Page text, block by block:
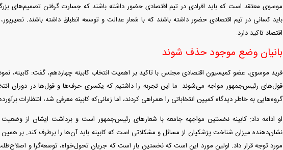
موسوی معتقد است که باید افرادی در تیم اقتصادی حضور داشته باشند که جسارت گرفتن تصمیم‌های
باید کسانی در تیم اقتصادی حضور داشته باشند که با شعار عدالت و توسعه انطباق داشته باشند.
اقتصاد تاکید دارد.
بانیان وضع موجود حذف شوند
فرید موسوی، عضو کمیسیون اقتصادی مجلس با تاکید بر اهمیت انتخاب کابینه چهاردهم، گفت: کابینه،
قول‌های رئیس‌جمهور مواجه می‌شوند. ما این تجربه را داشتیم که یکسری حرف‌ها و قول‌ها در دوران
گروه‌هایی به خاطر دیدگاه کمپین انتخاباتی را همراهی کردند، اما زمانی‌که کابینه معرفی شد، انتظارات
او ادامه داد: کابینه نخستین مواجهه جامعه با شعار‌های رئیس‌جمهور است و برداشت ایشان از
نشان‌دهنده میزان شناخت پزشکیان از مسائل و مشکلاتی است که کابینه باید آن‌ها را برطرف کند. بر
مورد توجه قرار داد. اولین مورد این است که نخستین بار است که جریان تحول‌خواه، توسعه‌گرا و